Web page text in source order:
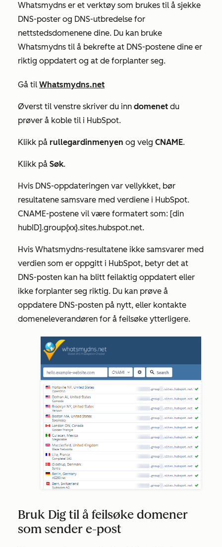
Whatsmydns er et verktøy som brukes til å sjekke
DNS-poster og DNS-utbredelse for
nettstedsdomenene dine. Du kan bruke
Whatsmydns til å bekrefte at DNS-postene dine er
riktig oppdatert og at de forplanter seg.
Gå til Whatsmydns.net
Øverst til venstre skriver du inn domenet du
prøver å koble til i HubSpot.
Klikk på rullegardinmenyen og velg CNAME.
Klikk på Søk.
Hvis DNS-oppdateringen var vellykket, bør
resultatene samsvare med verdiene i HubSpot.
CNAME-postene vil være formatert som: [din
hubID].group{xx}.sites.hubspot.net.
Hvis Whatsmydns-resultatene ikke samsvarer med
verdien som er oppgitt i HubSpot, betyr det at
DNS-posten kan ha blitt feilaktig oppdatert eller
ikke forplanter seg riktig. Du kan prøve å
oppdatere DNS-posten på nytt, eller kontakte
domeneleverandøren for å feilsøke ytterligere.
Bruk Dig til å feilsøke domener
som sender e-post